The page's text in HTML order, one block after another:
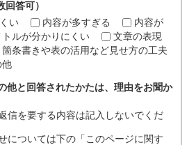
答可）
い
内容が多すぎる
内容が
トルが分かりにくい
文章の表現
箇条書きや表の活用など見せ方の工夫
他
他と回答されたかたは、理由をお聞か
信を要する内容は記入しないでくだ
については下の「このページに関す